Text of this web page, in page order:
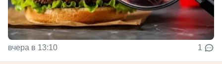
вчера в 13:10 1